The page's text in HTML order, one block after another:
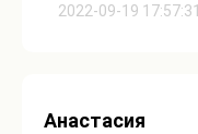
2022-09-19 17:57:31
Анастасия